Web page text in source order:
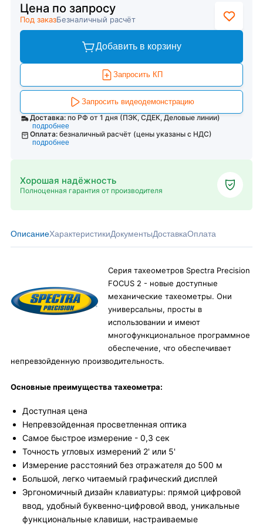
Цена по запросу
Под заказБезналичный расчёт
Добавить в корзину
Запросить КП
Запросить видеодемонстрацию
Доставка: по РФ от 1 дня (ПЭК, СДЕК, Деловые линии)
подробнее
Оплата: безналичный расчёт (цены указаны с НДС)
подробнее
Хорошая надёжность
Полноценная гарантия от производителя
ОписаниеХарактеристикиДокументыДоставкаОплата
Серия тахеометров Spectra Precision
FOCUS 2 - новые доступные
механические тахеометры. Они
универсальны, просты в
использовании и имеют
многофункциональное программное
обеспечение, что обеспечивает
непревзойденную производительность.
Оcновные преимущества тахеометра:
Доступная цена
Непревзойденная просветленная оптика
Самое быстрое измерение - 0,3 сек
Точность угловых измерений 2' или 5'
Измерение расстояний без отражателя до 500 м
Большой, легко читаемый графический дисплей
Эргономичный дизайн клавиатуры: прямой цифровой
ввод, удобный буквенно-цифровой ввод, уникальные
функциональные клавиши, настраиваемые